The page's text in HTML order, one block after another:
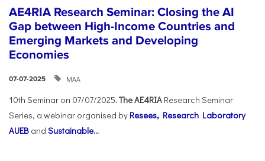
AE4RIA Research Seminar: Closing the AI
Gap between High-Income Countries and
Emerging Markets and Developing
Economies
07-07-2025 ΜΑΑ
10th Seminar on 07/07/2025. The AE4RIA Research Seminar
Series, a webinar organised by Resees, Research Laboratory
AUEB and Sustainable...